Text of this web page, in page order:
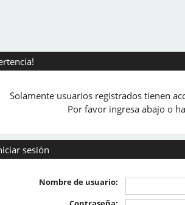
Solamente usuarios registrados tienen
Por favor ingresa abajo o
sesión
Nombre de usuario: